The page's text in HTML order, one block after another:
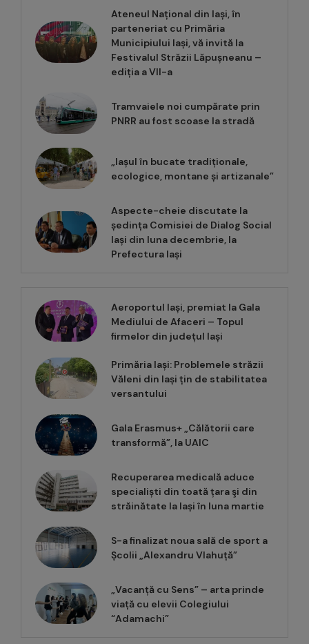
Ateneul Național din Iași, în
parteneriat cu Primăria
Municipiului Iași, vă invită la
Festivalul Străzii Lăpușneanu –
ediția a VII-a
Tramvaiele noi cumpărate prin
PNRR au fost scoase la stradă
„Iașul în bucate tradiționale,
ecologice, montane și artizanale”
Aspecte-cheie discutate la
ședința Comisiei de Dialog Social
Iași din luna decembrie, la
Prefectura Iași
Aeroportul Iași, premiat la Gala
Mediului de Afaceri – Topul
firmelor din județul Iași
Primăria Iași: Problemele străzii
Văleni din Iași țin de stabilitatea
versantului
Gala Erasmus+ „Călătorii care
transformă”, la UAIC
Recuperarea medicală aduce
specialiști din toată țara şi din
străinătate la Iași în luna martie
S-a finalizat noua sală de sport a
Școlii „Alexandru Vlahuță”
„Vacanță cu Sens” – arta prinde
viață cu elevii Colegiului
“Adamachi”